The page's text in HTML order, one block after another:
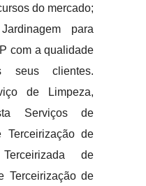
do mercado;
para
com a qualidade
seus clientes.
de Limpeza,
Serviços de
Terceirização de
de
Terceirização de